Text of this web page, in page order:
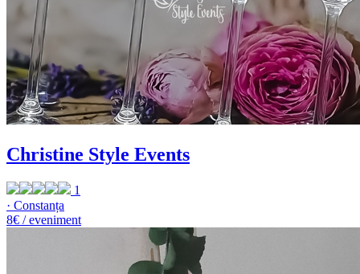
Christine Style Events
1
· Constanța
8€ / eveniment